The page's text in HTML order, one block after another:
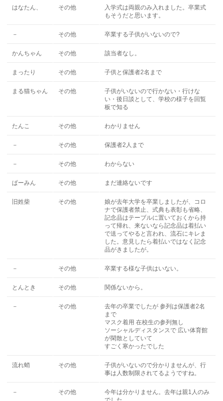
はなたん、 その他
入学式は両親のみ入れました。卒業式
もそうだと思います。
－ その他 卒業する子供がいないので?
かんちゃん その他 該当者なし。
まったり その他 子供と保護者2名まで
まる猫ちゃん その他
子供がいないので行かない・行けな
い・後日談として、学校の様子を回覧
板で知る
たんこ その他 わかりません
－ その他 保護者2人まで
－ その他 わからない
ぱーみん その他 まだ連絡ないです
旧姓柴 その他
娘が去年大学を卒業しましたが、コロ
ナで保護者禁止、式典も表彰も省略、
記念品はテーブルに置いておくから持
って帰れ、来ないなら記念品は着払い
で送ってやると言われ、流石にキレま
した。意見したら着払いではなく記念
品がきましたが。
－ その他 卒業する様な子供はいない。
とんとき その他 関係ないから。
－ その他
去年の卒業でしたが 参列は保護者2名
まで
マスク着用 在校生の参列無し
ソーシャルディスタンスで 広い体育館
が閑散としていて
すごく寒かったでした
流れ蛸 その他
子供がいないので分かりませんが、行
事は人数制限されてるようですね。
－ その他
今年は分かりません。去年は親1人のみ